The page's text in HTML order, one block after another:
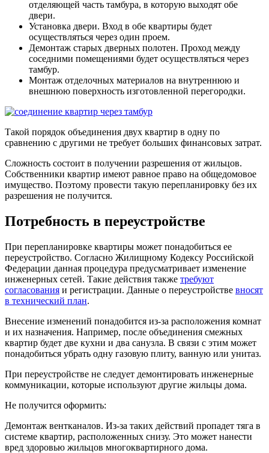
отделяющей часть тамбура, в которую выходят обе
двери.
Установка двери. Вход в обе квартиры будет
осуществляться через один проем.
Демонтаж старых дверных полотен. Проход между
соседними помещениями будет осуществляться через
тамбур.
Монтаж отделочных материалов на внутреннюю и
внешнюю поверхность изготовленной перегородки.
Такой порядок объединения двух квартир в одну по
сравнению с другими не требует больших финансовых затрат.
Сложность состоит в получении разрешения от жильцов.
Собственники квартир имеют равное право на общедомовое
имущество. Поэтому провести такую перепланировку без их
разрешения не получится.
Потребность в переустройстве
При перепланировке квартиры может понадобиться ее
переустройство. Согласно Жилищному Кодексу Российской
Федерации данная процедура предусматривает изменение
инженерных сетей. Такие действия также требуют
согласования и регистрации. Данные о переустройстве вносят
в технический план.
Внесение изменений понадобится из-за расположения комнат
и их назначения. Например, после объединения смежных
квартир будет две кухни и два санузла. В связи с этим может
понадобиться убрать одну газовую плиту, ванную или унитаз.
При переустройстве не следует демонтировать инженерные
коммуникации, которые используют другие жильцы дома.
Не получится оформить:
Демонтаж вентканалов. Из-за таких действий пропадет тяга в
системе квартир, расположенных снизу. Это может нанести
вред здоровью жильцов многоквартирного дома.